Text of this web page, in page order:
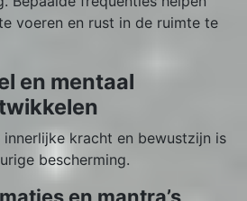
voeren en rust in de ruimte te
en mentaal
kracht en bewustzijn is
bescherming.
en mantra’s